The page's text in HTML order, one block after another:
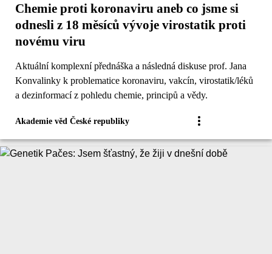
Chemie proti koronaviru aneb co jsme si
odnesli z 18 měsíců vývoje virostatik proti
novému viru
Aktuální komplexní přednáška a následná diskuse prof. Jana
Konvalinky k problematice koronaviru, vakcín, virostatik/léků
a dezinformací z pohledu chemie, principů a vědy.
Akademie věd České republiky